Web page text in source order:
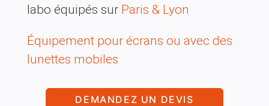
labo équipés sur Paris & Lyon
Équipement pour écrans ou avec des
lunettes mobiles
DEMANDEZ UN DEVIS